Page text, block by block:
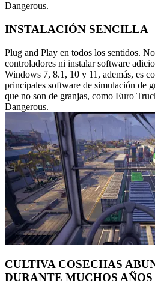
Dangerous.
INSTALACIÓN SENCILLA
Plug and Play en todos los sentidos.
controladores ni instalar software
Windows 7, 8.1, 10 y 11, además, es
principales software de simulación de
que no son de granjas, como Euro
Dangerous.
CULTIVA COSECHAS
DURANTE MUCHOS AÑOS